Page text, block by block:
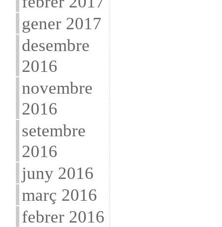
gener 2017
desembre
2016
novembre
2016
setembre
2016
juny 2016
març 2016
febrer 2016